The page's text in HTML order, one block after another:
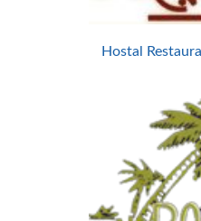
Hostal